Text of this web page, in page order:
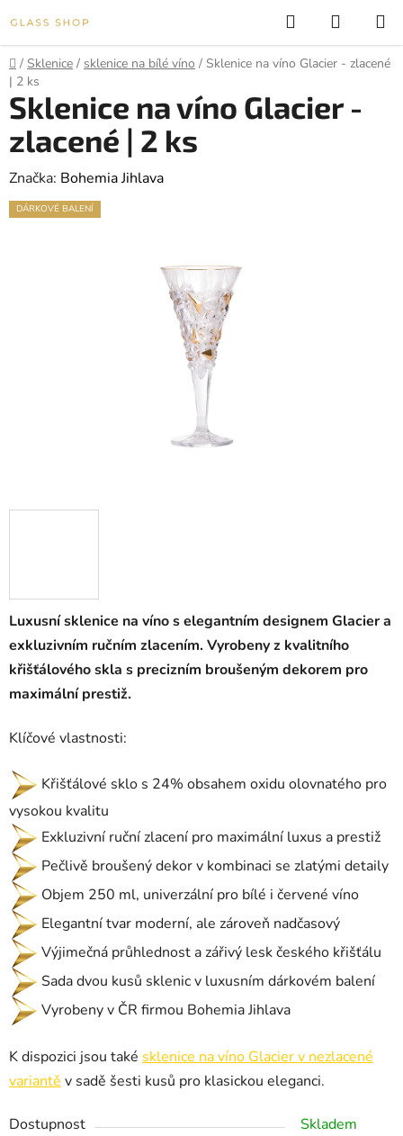
na
obsah
Hledat
KOŠÍK
Domů
/ Sklenice / sklenice na bílé víno / Sklenice na víno Glacier - zlacené
| 2 ks
Luxusní sklenice na víno s elegantním designem Glacier a
exkluzivním ručním zlacením. Vyrobeny z kvalitního
křišťálového skla s precizním broušeným dekorem pro
maximální prestiž.
Klíčové vlastnosti:
Křišťálové sklo s 24% obsahem oxidu olovnatého pro
vysokou kvalitu
Exkluzivní ruční zlacení pro maximální luxus a prestiž
Pečlivě broušený dekor v kombinaci se zlatými detaily
Objem 250 ml, univerzální pro bílé i červené víno
Elegantní tvar moderní, ale zároveň nadčasový
Výjimečná průhlednost a zářivý lesk českého křišťálu
Sada dvou kusů sklenic v luxusním dárkovém balení
Vyrobeny v ČR firmou Bohemia Jihlava
K dispozici jsou také sklenice na víno Glacier v nezlacené
variantě v sadě šesti kusů pro klasickou eleganci.
Dostupnost
Skladem
Sklenice na víno Glacier -
zlacené | 2 ks
Značka: Bohemia Jihlava
DÁRKOVÉ BALENÍ